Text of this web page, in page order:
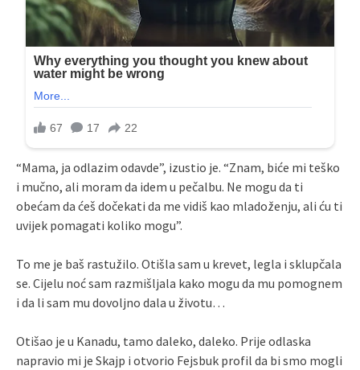
“Mama, ja odlazim odavde”, izustio je. “Znam, biće mi teško
i mučno, ali moram da idem u pečalbu. Ne mogu da ti
obećam da ćeš dočekati da me vidiš kao mladoženju, ali ću ti
uvijek pomagati koliko mogu”.
To me je baš rastužilo. Otišla sam u krevet, legla i sklupčala
se. Cijelu noć sam razmišljala kako mogu da mu pomognem
i da li sam mu dovoljno dala u životu…
Otišao je u Kanadu, tamo daleko, daleko. Prije odlaska
napravio mi je Skajp i otvorio Fejsbuk profil da bi smo mogli